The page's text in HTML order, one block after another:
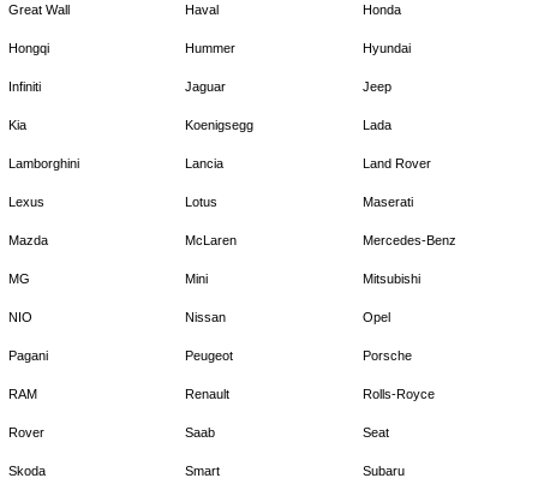
Great Wall Haval Honda
Hongqi Hummer Hyundai
Infiniti Jaguar Jeep
Kia Koenigsegg Lada
Lamborghini Lancia Land Rover
Lexus Lotus Maserati
Mazda McLaren Mercedes-Benz
MG Mini Mitsubishi
NIO Nissan Opel
Pagani Peugeot Porsche
RAM Renault Rolls-Royce
Rover Saab Seat
Skoda Smart Subaru